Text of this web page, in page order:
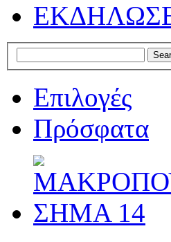
Επιλογές
Πρόσφατα